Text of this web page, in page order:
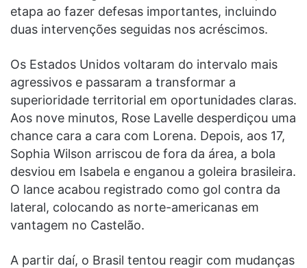
etapa ao fazer defesas importantes, incluindo
duas intervenções seguidas nos acréscimos.
Os Estados Unidos voltaram do intervalo mais
agressivos e passaram a transformar a
superioridade territorial em oportunidades claras.
Aos nove minutos, Rose Lavelle desperdiçou uma
chance cara a cara com Lorena. Depois, aos 17,
Sophia Wilson arriscou de fora da área, a bola
desviou em Isabela e enganou a goleira brasileira.
O lance acabou registrado como gol contra da
lateral, colocando as norte-americanas em
vantagem no Castelão.
A partir daí, o Brasil tentou reagir com mudanças